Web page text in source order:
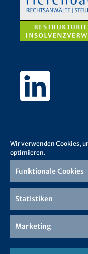
Wir verwenden Cookies,
optimieren.
Funktionale Cookies
Statistiken
Marketing